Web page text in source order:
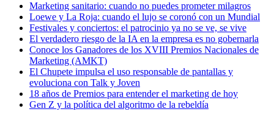
Marketing sanitario: cuando no puedes prometer milagros
Loewe y La Roja: cuando el lujo se coronó con un Mundial
Festivales y conciertos: el patrocinio ya no se ve, se vive
El verdadero riesgo de la IA en la empresa es no gobernarla
Conoce los Ganadores de los XVIII Premios Nacionales de
Marketing (AMKT)
El Chupete impulsa el uso responsable de pantallas y
evoluciona con Talk y Joven
18 años de Premios para entender el marketing de hoy
Gen Z y la política del algoritmo de la rebeldía